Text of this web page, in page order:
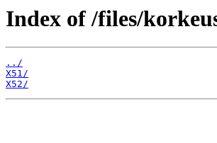
Index of /files/
../
X51/
X52/